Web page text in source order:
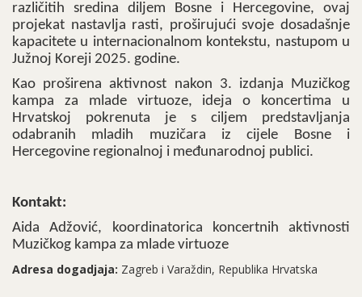
različitih sredina diljem Bosne i Hercegovine, ovaj
projekat nastavlja rasti, proširujući svoje dosadašnje
kapacitete u internacionalnom kontekstu, nastupom u
Južnoj Koreji 2025. godine.
Kao proširena aktivnost nakon 3. izdanja Muzičkog
kampa za mlade virtuoze, ideja o koncertima u
Hrvatskoj pokrenuta je s ciljem predstavljanja
odabranih mladih muzičara iz cijele Bosne i
Hercegovine regionalnoj i međunarodnoj publici.
Kontakt:
Aida Adžović, koordinatorica koncertnih aktivnosti
Muzičkog kampa za mlade virtuoze
Adresa dogadjaja: Zagreb i Varaždin, Republika Hrvatska